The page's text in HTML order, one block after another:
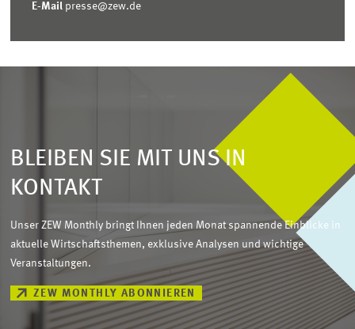
E-Mail presse@zew.de
BLEIBEN SIE MIT UNS IN
KONTAKT
Unser ZEW Monthly bringt Ihnen jeden Monat spannende Einblicke in
aktuelle Wirtschaftsthemen, exklusive Analysen und wichtige
Veranstaltungen.
ZEW MONTHLY ABONNIEREN